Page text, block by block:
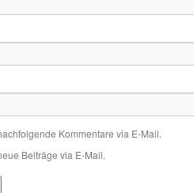
Kommentare via E-Mail.
Beiträge via E-Mail.